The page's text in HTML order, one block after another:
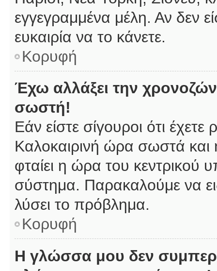
εγγεγραμμένα μέλη. Αν δεν
ευκαιρία να το κάνετε.
Κορυφή
Έχω αλλάξει την
σωστή!
Εάν είστε σίγουροι ότι
Καλοκαιρινή ώρα σωστά και
φταίει η ώρα του κεντρικού
σύστημα. Παρακαλούμε να
λύσει το πρόβλημα.
Κορυφή
Η γλώσσα μου δεν